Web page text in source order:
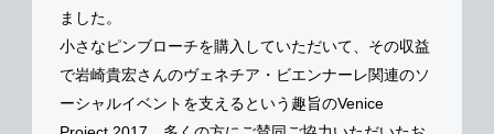
ました。
小さなピンブローチを購入していただいて、その収益
で岩崎貴宏さんのヴェネチア・ビエンナーレ関連のソ
ーシャルイベントを支えるという趣旨のVenice